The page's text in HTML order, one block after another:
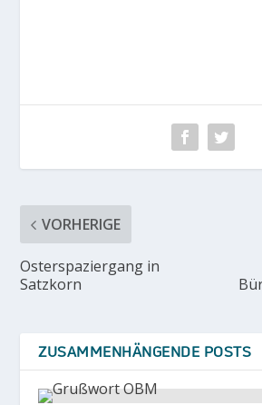
VORHERIGE
Osterspaziergang in
Satzkorn
ZUSAMMENHÄNGENDE POSTS